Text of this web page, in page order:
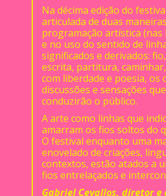
Na décima edição do
articulada de duas
programação artística (nas
e no uso do sentido de
significados e derivados:
escrita, partitura,
com liberdade e poesia, os
discussões e sensações
conduzirão o público.
A arte como linhas que
amarram os fios soltos do
O festival enquanto uma
enovelado de criações,
contextos, estão atados a
fios entrelaçados e
Gabriel Cevallos, diretor